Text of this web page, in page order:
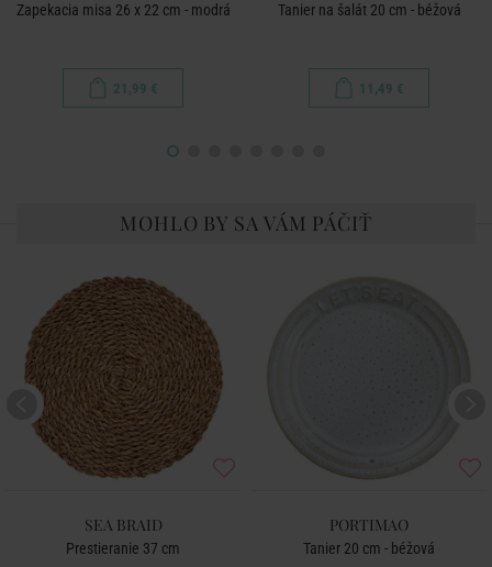
Zapekacia misa 26 x 22 cm - modrá
21,99 €
Tanier na šalát 20 cm - béžová
11,49 €
MOHLO BY SA VÁM PÁČIŤ
SEA BRAID
Prestieranie 37 cm
PORTIMAO
Tanier 20 cm - béžová